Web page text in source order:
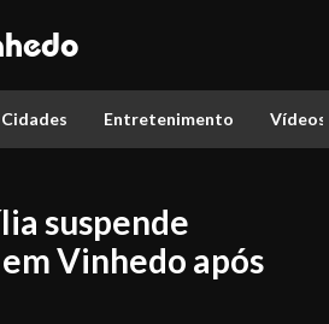
Cidades Entretenimento Vídeos
suspende
Vinhedo após